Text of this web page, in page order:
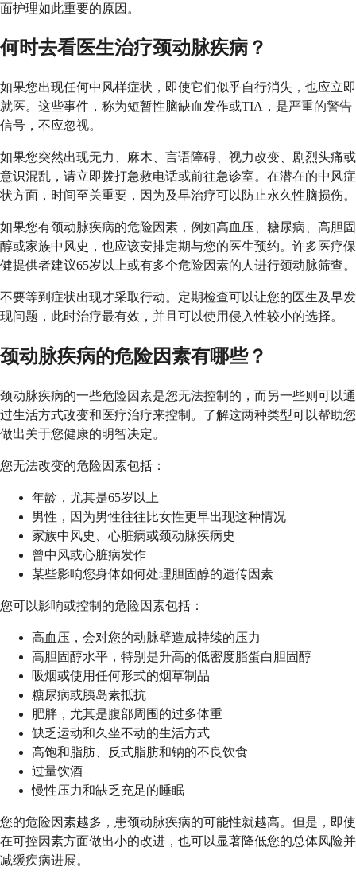
面护理如此重要的原因。
何时去看医生治疗颈动脉疾病？
如果您出现任何中风样症状，即使它们似乎自行消失，也应立即
就医。这些事件，称为短暂性脑缺血发作或TIA，是严重的警告
信号，不应忽视。
如果您突然出现无力、麻木、言语障碍、视力改变、剧烈头痛或
意识混乱，请立即拨打急救电话或前往急诊室。在潜在的中风症
状方面，时间至关重要，因为及早治疗可以防止永久性脑损伤。
如果您有颈动脉疾病的危险因素，例如高血压、糖尿病、高胆固
醇或家族中风史，也应该安排定期与您的医生预约。许多医疗保
健提供者建议65岁以上或有多个危险因素的人进行颈动脉筛查。
不要等到症状出现才采取行动。定期检查可以让您的医生及早发
现问题，此时治疗最有效，并且可以使用侵入性较小的选择。
颈动脉疾病的危险因素有哪些？
颈动脉疾病的一些危险因素是您无法控制的，而另一些则可以通
过生活方式改变和医疗治疗来控制。了解这两种类型可以帮助您
做出关于您健康的明智决定。
您无法改变的危险因素包括：
年龄，尤其是65岁以上
男性，因为男性往往比女性更早出现这种情况
家族中风史、心脏病或颈动脉疾病史
曾中风或心脏病发作
某些影响您身体如何处理胆固醇的遗传因素
您可以影响或控制的危险因素包括：
高血压，会对您的动脉壁造成持续的压力
高胆固醇水平，特别是升高的低密度脂蛋白胆固醇
吸烟或使用任何形式的烟草制品
糖尿病或胰岛素抵抗
肥胖，尤其是腹部周围的过多体重
缺乏运动和久坐不动的生活方式
高饱和脂肪、反式脂肪和钠的不良饮食
过量饮酒
慢性压力和缺乏充足的睡眠
您的危险因素越多，患颈动脉疾病的可能性就越高。但是，即使
在可控因素方面做出小的改进，也可以显著降低您的总体风险并
减缓疾病进展。